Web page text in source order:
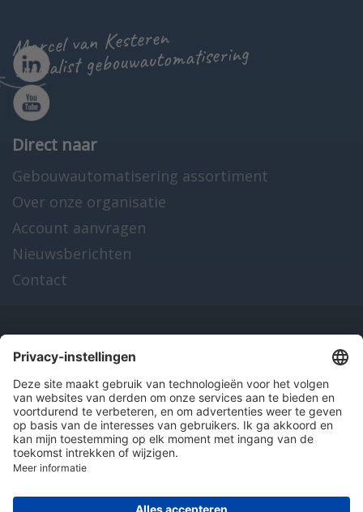
Marcel van Kesteren
specialist gebouwautomatisering
Direct naar
Gebouwautomatisering assortiment
Over onze organisatie
Account aanvragen
Nieuwsberichten
Contact
Onze producten
en diensten
Over Hitma
Algemene voorwaarden Disclaimer
Colofon
© 2026 Hitma B.V.